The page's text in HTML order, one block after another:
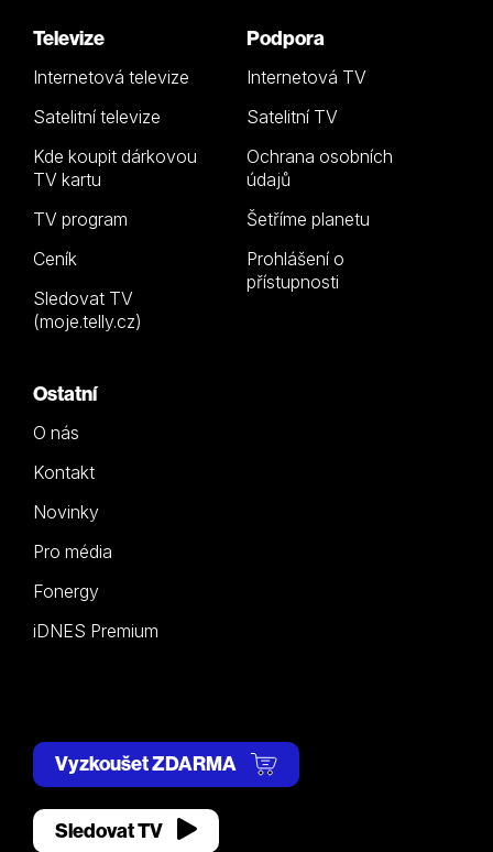
Televize
Internetová televize
Satelitní televize
Kde koupit dárkovou
TV kartu
TV program
Ceník
Sledovat TV
(moje.telly.cz)
Podpora
Internetová TV
Satelitní TV
Ochrana osobních
údajů
Šetříme planetu
Prohlášení o
přístupnosti
Ostatní
O nás
Kontakt
Novinky
Pro média
Fonergy
iDNES Premium
Vyzkoušet ZDARMA
Sledovat TV